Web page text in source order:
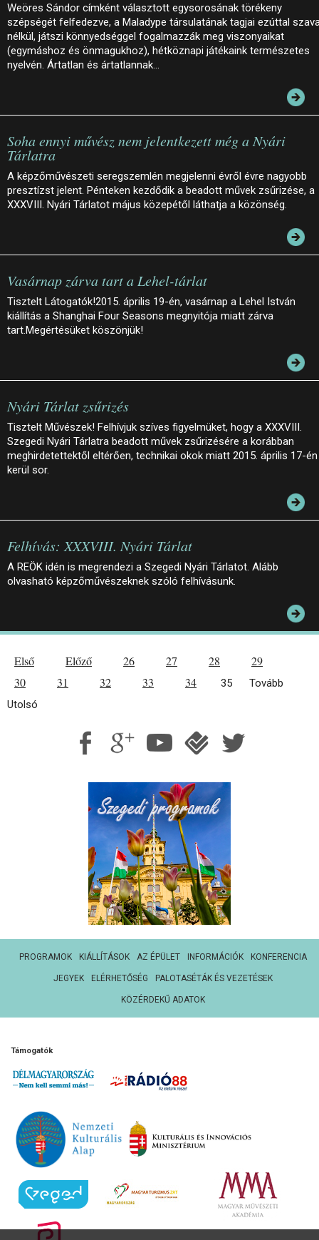
Weöres Sándor címként választott egysorosának törékeny
szépségét felfedezve, a Maladype társulatának tagjai ezúttal
nélkül, játszi könnyedséggel fogalmazzák meg viszonyaikat
(egymáshoz és önmagukhoz), hétköznapi játékaink természetes
nyelvén. Ártatlan és ártatlannak…
Soha ennyi művész nem jelentkezett még a Nyári
Tárlatra
A képzőművészeti seregszemlén megjelenni évről évre nagyobb
presztízst jelent. Pénteken kezdődik a beadott művek zsűrizése, a
XXXVIII. Nyári Tárlatot május közepétől láthatja a közönség.
Vasárnap zárva tart a Lehel-tárlat
Tisztelt Látogatók!2015. április 19-én, vasárnap a Lehel István
kiállítás a Shanghai Four Seasons megnyitója miatt zárva
tart.Megértésüket köszönjük!
Nyári Tárlat zsűrizés
Tisztelt Művészek! Felhívjuk szíves figyelmüket, hogy a XXXVIII.
Szegedi Nyári Tárlatra beadott művek zsűrizésére a korábban
meghirdetettektől eltérően, technikai okok miatt 2015. április 17-én
kerül sor.
Felhívás: XXXVIII. Nyári Tárlat
A REÖK idén is megrendezi a Szegedi Nyári Tárlatot. Alább
olvasható képzőművészeknek szóló felhívásunk.
Első Előző 26 27 28
29
30
31 32 33 34 35
Tovább
Utolsó
PROGRAMOK KIÁLLÍTÁSOK AZ ÉPÜLET INFORMÁCIÓK KONFERENCIA
JEGYEK ELÉRHETŐSÉG PALOTASÉTÁK ÉS VEZETÉSEK
KÖZÉRDEKŰ ADATOK
Támogatók